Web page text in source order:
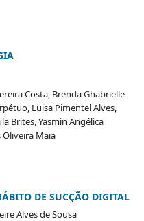
Costa, Brenda Ghabrielle
Luisa Pimentel Alves,
Brites, Yasmin Angélica
Oliveira Maia
DE SUCÇÃO DIGITAL
Alves de Sousa